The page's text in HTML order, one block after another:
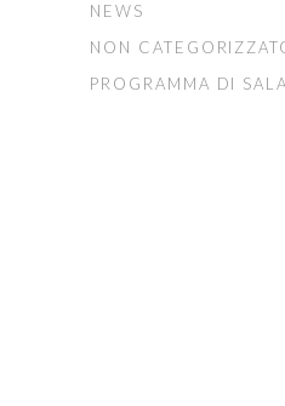
NEWS
NON
PROGRAMMA DI SALA